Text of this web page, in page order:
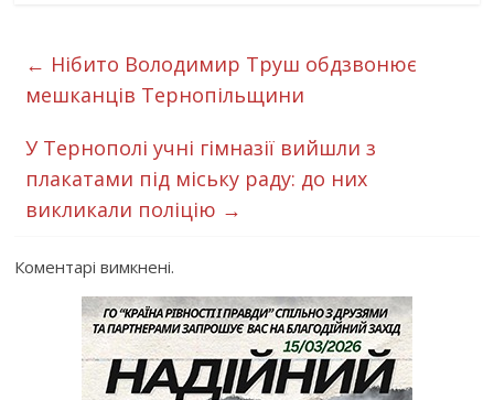
← Нібито Володимир Труш обдзвонює
мешканців Тернопільщини
У Тернополі учні гімназії вийшли з
плакатами під міську раду: до них
викликали поліцію →
Коментарі вимкнені.